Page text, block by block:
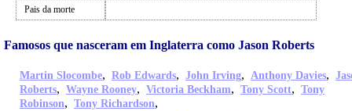
Pais da morte
Famosos que nasceram em Inglaterra como Jason Roberts
Martin Slocombe, Rob Edwards, John Irving, Anthony Davies,
Roberts, Wayne Rooney, Victoria Beckham, Tony Scott, Tony
Robinson, Tony Richardson,